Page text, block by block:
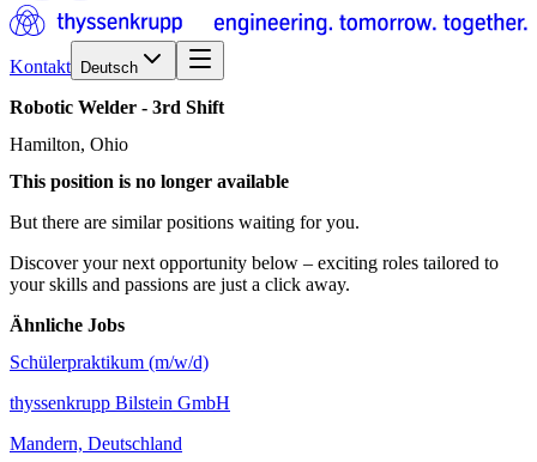
Kontakt Deutsch
Robotic Welder - 3rd Shift
Hamilton, Ohio
This position is no longer available
But there are similar positions waiting for you.
Discover your next opportunity below – exciting roles tailored to
your skills and passions are just a click away.
Ähnliche Jobs
Schülerpraktikum (m/w/d)
thyssenkrupp Bilstein GmbH
Mandern, Deutschland